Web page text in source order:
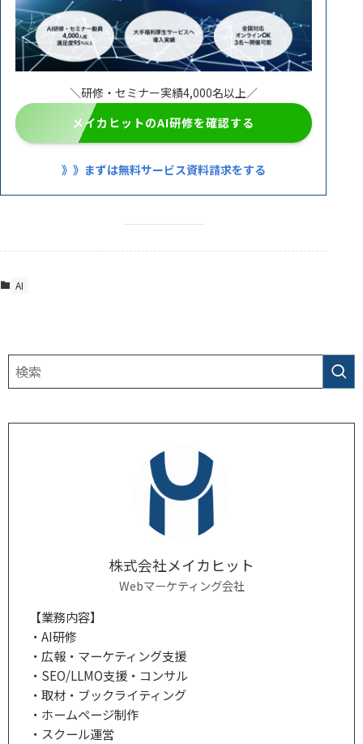
＼研修・セミナー実績4,000名以上／
メイカヒットのAI研修を確認する
》》まずは無料サービス資料請求をする
AI
株式会社メイカヒット
Webマーケティング会社
【業務内容】
・AI研修
・広報・マーケティング支援
・SEO/LLMO支援・コンサル
・取材・ブックライティング
・ホームページ制作
・スクール運営